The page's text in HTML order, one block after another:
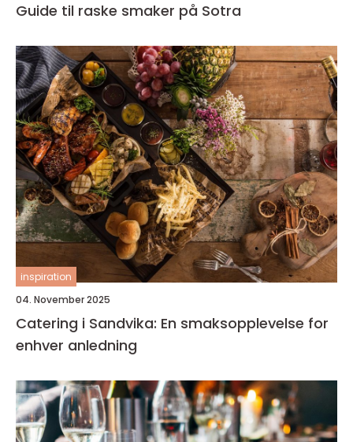
Guide til raske smaker på Sotra
inspiration
04. November 2025
Catering i Sandvika: En smaksopplevelse for
enhver anledning